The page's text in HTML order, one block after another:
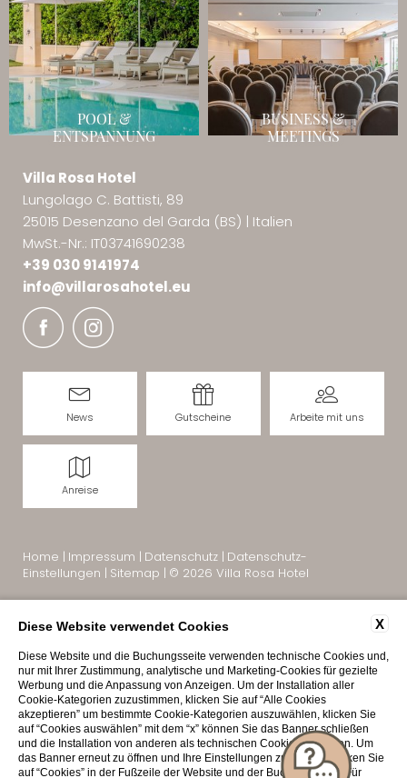
POOL &
ENTSPANNUNG
BUSINESS &
MEETINGS
Villa Rosa Hotel
Lungolago C. Battisti, 89
25015 Desenzano del Garda (BS) | Italien
MwSt.-Nr.: IT03741690238
+39 030 9141974
info@villarosahotel.eu
News Gutscheine Arbeite mit uns
Anreise
Home | Impressum | Datenschutz | Datenschutz-
Einstellungen | Sitemap | © 2026 Villa Rosa Hotel
Interessante Seiten:
X
Diese Website verwendet Cookies
Diese Website und die Buchungsseite verwenden technische Cookies und,
nur mit Ihrer Zustimmung, analytische und Marketing-Cookies für gezielte
Werbung und die Anpassung von Anzeigen. Um der Installation aller
Cookie-Kategorien zuzustimmen, klicken Sie auf “Alle Cookies
akzeptieren” um bestimmte Cookie-Kategorien auszuwählen, klicken Sie
auf “Cookies auswählen” mit dem “x” können Sie das Banner schließen
und die Installation von anderen als technischen Cookies ablehnen. Um
das Banner erneut zu öffnen und Ihre Einstellungen zu ändern, klicken Sie
auf “Cookies” in der Fußzeile der Website und der Buchungsseite. Für